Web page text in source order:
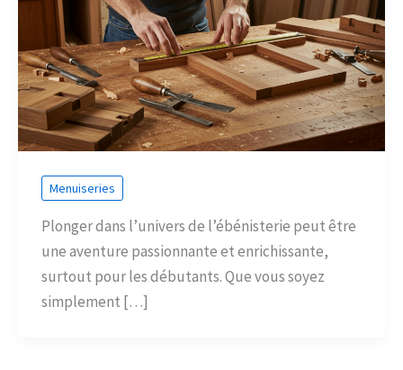
Menuiseries
Plonger dans l’univers de l’ébénisterie peut être
une aventure passionnante et enrichissante,
surtout pour les débutants. Que vous soyez
simplement […]